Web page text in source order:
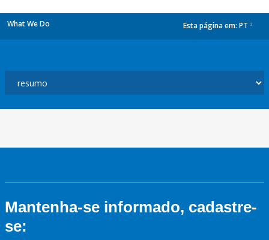
What We Do Esta página em: PT
Mantenha-se informado, cadastre-
se: